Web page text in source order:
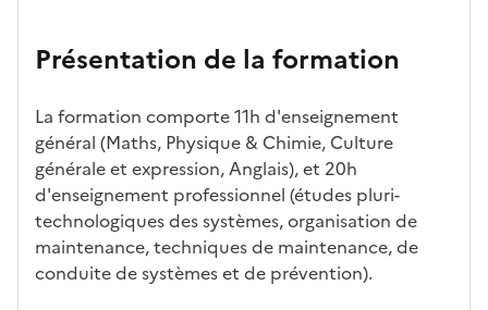
ses
act
éris
tiq
ues
par
ssemen
t
o
ali
té
s
d
e
c
a
s
ac
cè
s à
la
fo
rm
ati
re
dé
bo
uch
és
Présentation de la formation
La formation comporte 11h d'enseignement
général (Maths, Physique & Chimie, Culture
générale et expression, Anglais), et 20h
d'enseignement professionnel (études pluri-
technologiques des systèmes, organisation de
maintenance, techniques de maintenance, de
conduite de systèmes et de prévention).